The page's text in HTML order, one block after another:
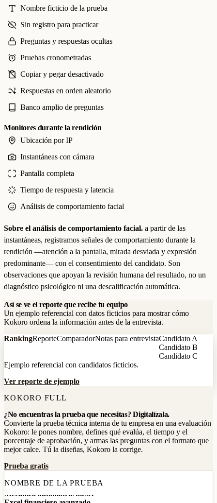
Nombre ficticio de la prueba
Sin registro para practicar
Preguntas y respuestas ocultas
Pruebas cronometradas
Copiar y pegar desactivado
Respuestas en orden aleatorio
Banco amplio de preguntas
Monitores durante la rendición
Ubicación por IP
Instantáneas con cámara
Pantalla completa
Tiempo de respuesta y latencia
Análisis de comportamiento facial
Sobre el análisis de comportamiento facial. a partir de las
instantáneas, registramos señales de comportamiento durante la
rendición —atención a la pantalla, mirada desviada y expresión
predominante— con el consentimiento del candidato. Son
observaciones que apoyan la revisión humana del resultado, no un
diagnóstico psicológico ni una descalificación automática.
Así se ve el reporte que recibe tu equipo
Un ejemplo referencial con datos ficticios para mostrar cómo
Kokoro ordena la información antes de la entrevista.
RankingReporteComparadorNotas para entrevistaCandidato A
Candidato B
Candidato C
Ejemplo referencial con candidatos ficticios.
Ver reporte de ejemplo
KOKORO FULL
¿No encuentras la prueba que necesitas? Digitalízala.
Convierte la prueba técnica interna de tu empresa en una evaluación
Kokoro: le pones nombre, defines qué evalúa, el tiempo y el
porcentaje de aprobación, y armas las preguntas con el formato que
mejor calce. Tú la diseñas, Kokoro la corrige.
Prueba gratis
NOMBRE DE LA PRUEBA
Programación en Python
Mecánica automotriz diésel